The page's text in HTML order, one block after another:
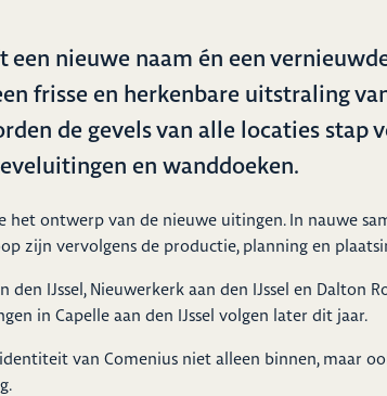
een nieuwe naam én een
frisse en herkenbare uitstraling
de gevels van alle locaties stap
en wanddoeken.
het ontwerp van de nieuwe uitingen. In nauwe
zijn vervolgens de productie, planning en
IJssel, Nieuwerkerk aan den IJssel en Dalton
in Capelle aan den IJssel volgen later dit jaar.
van Comenius niet alleen binnen, maar